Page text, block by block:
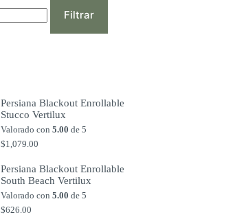
Filtrar
Persiana Blackout Enrollable
Stucco Vertilux
Valorado con5.00 de 5
$1,079.00
Persiana Blackout Enrollable
South Beach Vertilux
Valorado con5.00 de 5
$626.00